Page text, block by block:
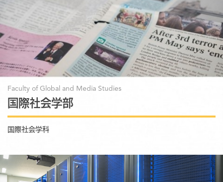
Faculty of Global and Media Studies
国際社会学部
国際社会学科